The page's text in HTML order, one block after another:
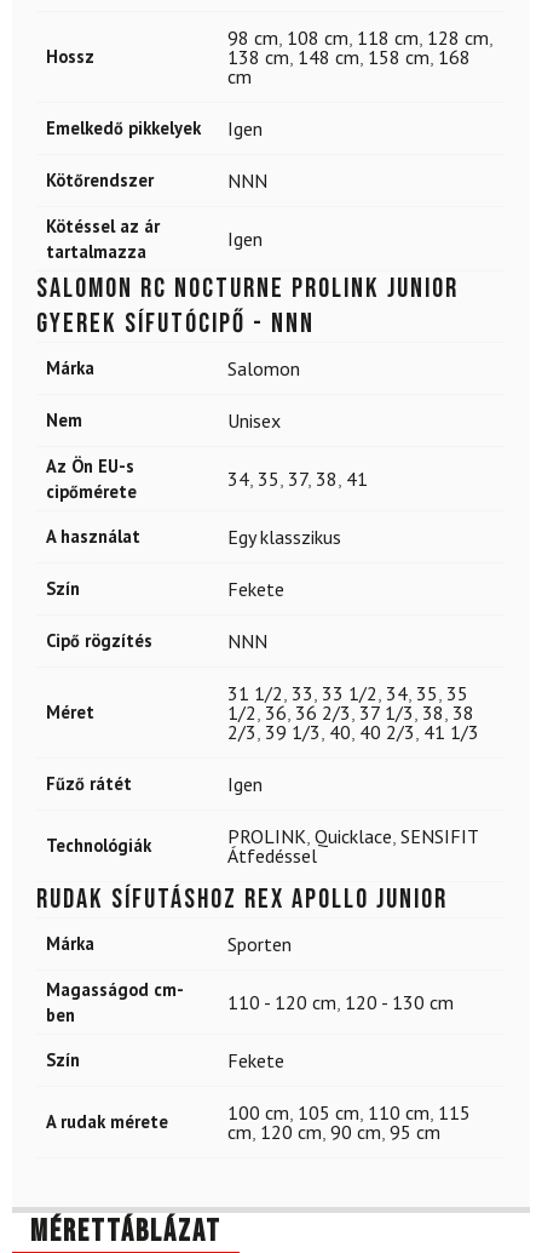
Hossz
98 cm, 108 cm, 118 cm, 128 cm,
138 cm, 148 cm, 158 cm, 168
cm
Emelkedő pikkelyek Igen
Kötőrendszer NNN
Kötéssel az ár
tartalmazza
Igen
SALOMON RC Nocturne Prolink Junior
gyerek sífutócipő - NNN
Márka Salomon
Nem Unisex
Az Ön EU-s
cipőmérete
34, 35, 37, 38, 41
A használat Egy klasszikus
Szín Fekete
Cipő rögzítés NNN
Méret
31 1/2, 33, 33 1/2, 34, 35, 35
1/2, 36, 36 2/3, 37 1/3, 38, 38
2/3, 39 1/3, 40, 40 2/3, 41 1/3
Fűző rátét Igen
Technológiák PROLINK, Quicklace, SENSIFIT
Átfedéssel
Rudak sífutáshoz REX Apollo Junior
Márka Sporten
Magasságod cm-
ben
110 - 120 cm, 120 - 130 cm
Szín Fekete
A rudak mérete 100 cm, 105 cm, 110 cm, 115
cm, 120 cm, 90 cm, 95 cm
Mérettáblázat